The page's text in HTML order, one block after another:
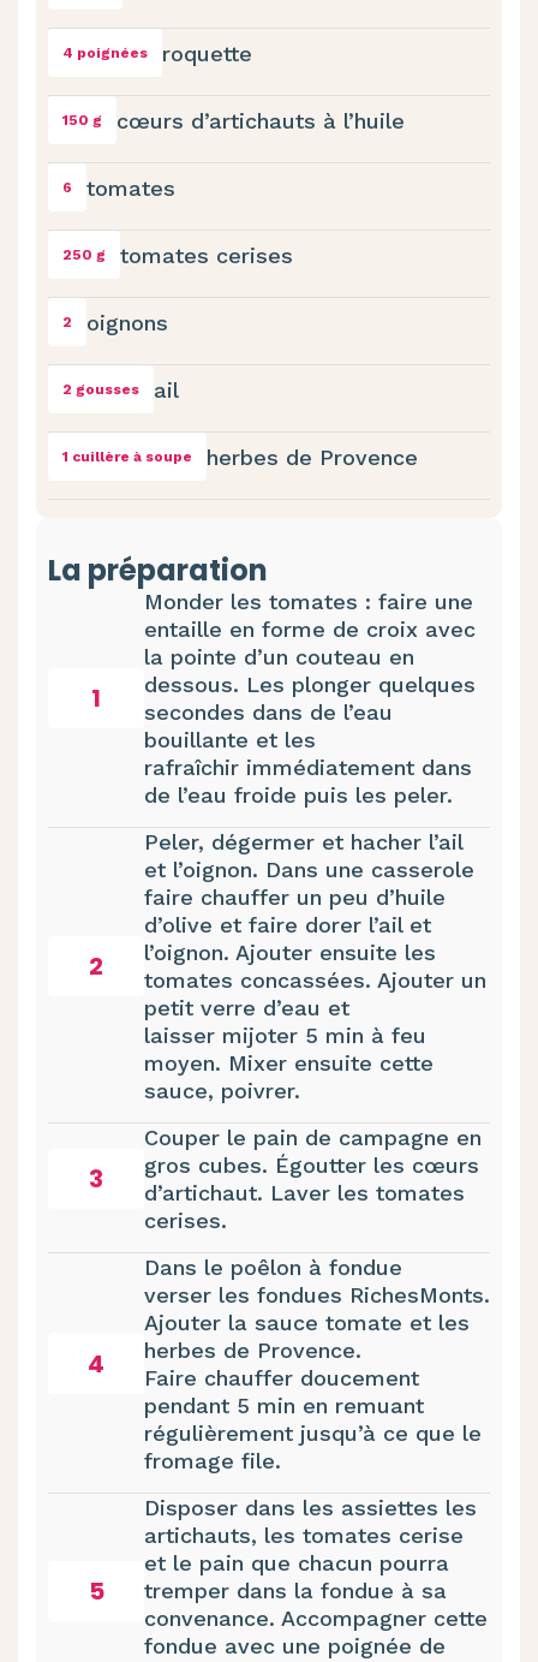
4 poignées roquette
150 g cœurs d’artichauts à l’huile
6 tomates
250 g tomates cerises
2 oignons
2 gousses ail
1 cuillère à soupe herbes de Provence
La préparation
1
Monder les tomates : faire une
entaille en forme de croix avec
la pointe d’un couteau en
dessous. Les plonger quelques
secondes dans de l’eau
bouillante et les
rafraîchir immédiatement dans
de l’eau froide puis les peler.
2
Peler, dégermer et hacher l’ail
et l’oignon. Dans une casserole
faire chauffer un peu d’huile
d’olive et faire dorer l’ail et
l’oignon. Ajouter ensuite les
tomates concassées. Ajouter un
petit verre d’eau et
laisser mijoter 5 min à feu
moyen. Mixer ensuite cette
sauce, poivrer.
3
Couper le pain de campagne en
gros cubes. Égoutter les cœurs
d’artichaut. Laver les tomates
cerises.
4
Dans le poêlon à fondue
verser les fondues RichesMonts.
Ajouter la sauce tomate et les
herbes de Provence.
Faire chauffer doucement
pendant 5 min en remuant
régulièrement jusqu’à ce que le
fromage file.
5
Disposer dans les assiettes les
artichauts, les tomates cerise
et le pain que chacun pourra
tremper dans la fondue à sa
convenance. Accompagner cette
fondue avec une poignée de